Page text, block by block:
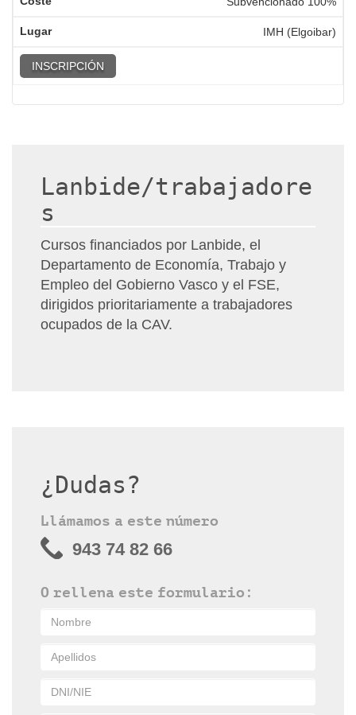
IMH (Elgoibar)
INSCRIPCIÓN
Lanbide/trabajadore
s
Cursos financiados por Lanbide, el
Departamento de Economía, Trabajo y
Empleo del Gobierno Vasco y el FSE,
dirigidos prioritariamente a trabajadores
ocupados de la CAV.
¿Dudas?
Llámamos a este número
943 74 82 66
O rellena este formulario: